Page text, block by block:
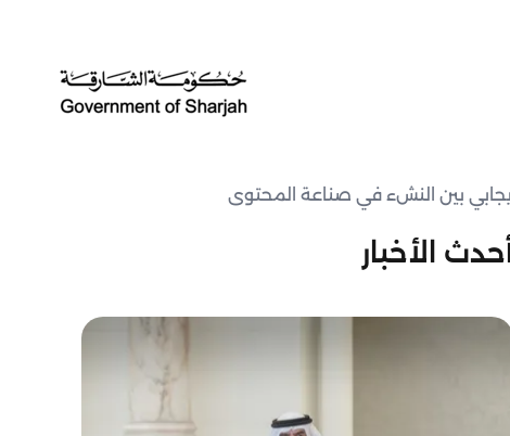
بين النشء في صناعة المحتوى
الأخبار